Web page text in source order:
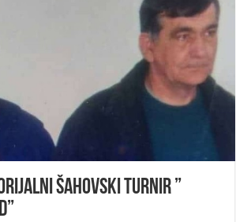
šahovski turnir ”